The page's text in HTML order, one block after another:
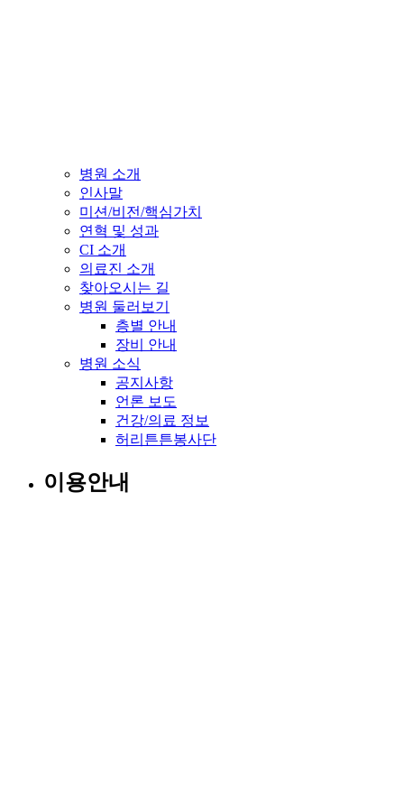
병원 소개
인사말
미션/비전/핵심가치
연혁 및 성과
CI 소개
의료진 소개
찾아오시는 길
병원 둘러보기
층별 안내
장비 안내
병원 소식
공지사항
언론 보도
건강/의료 정보
허리튼튼봉사단
이용안내